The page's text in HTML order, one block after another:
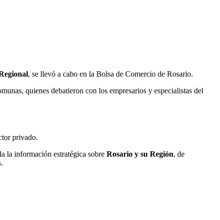
, se llevó a cabo en la Bolsa de Comercio de Rosario.
quienes debatieron con los empresarios y especialistas del
privado.
la información estratégica sobre Rosario y su Región, de